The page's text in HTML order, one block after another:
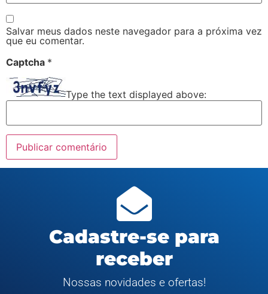
Salvar meus dados neste navegador para a próxima vez
que eu comentar.
Captcha *
Type the text displayed above:
Cadastre-se para
receber
Nossas novidades e ofertas!